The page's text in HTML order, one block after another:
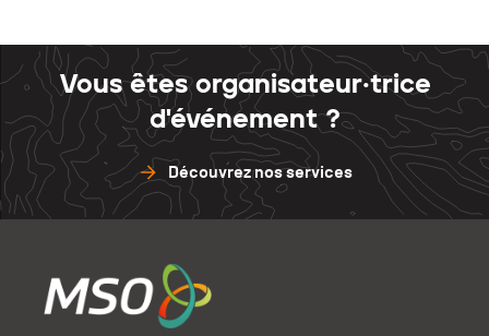
Vous êtes organisateur·trice
d'événement ?
Découvrez nos services